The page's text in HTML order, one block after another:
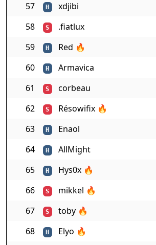
57 H xdjibi
58
S .fiatlux
59
H Red 🔥
60
H Armavica
61
S corbeau
62
S Résowifix🔥
63
H Enaol
64
H AllMight
65
H Hys0x🔥
66
S mikkel 🔥
67
S toby🔥
68
H Elyo 🔥